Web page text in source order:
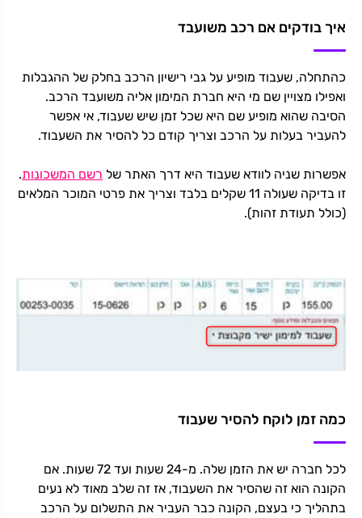
איך בודקים אם רכב משועבד
כהתחלה, שעבוד מופיע על גבי רישיון הרכב בחלק של ההגבלות
ואפילו מצויין שם מי היא חברת המימון אליה משועבד הרכב.
הסיבה שהוא מופיע שם היא שכל זמן שיש שעבוד, אי אפשר
להעביר בעלות על הרכב וצריך קודם כל להסיר את השעבוד.
אפשרות שניה לוודא שעבוד היא דרך האתר של רשם המשכונות.
זו בדיקה שעולה 11 שקלים בלבד וצריך את פרטי המוכר המלאים
(כולל תעודת זהות).
כמה זמן לוקח להסיר שעבוד
לכל חברה יש את הזמן שלה. מ-24 שעות ועד 72 שעות. אם
הקונה הוא זה שהסיר את השעבוד, אז זה שלב מאוד לא נעים
בתהליך כי בעצם, הקונה כבר העביר את התשלום על הרכב